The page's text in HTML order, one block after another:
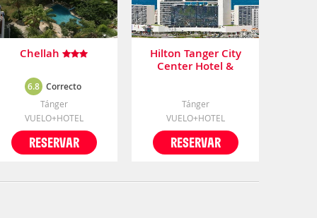
Chellah
6.8 Correcto
Tánger
VUELO+HOTEL
RESERVAR
Hilton Tanger City
Center Hotel &
Tánger
VUELO+HOTEL
RESERVAR